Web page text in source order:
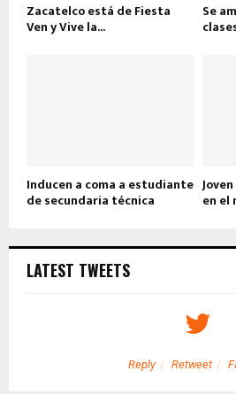
Zacatelco está de Fiesta
Ven y Vive la...
Se
Inducen a coma a estudiante
de secundaria técnica en el
LATEST TWEETS
Reply Retweet